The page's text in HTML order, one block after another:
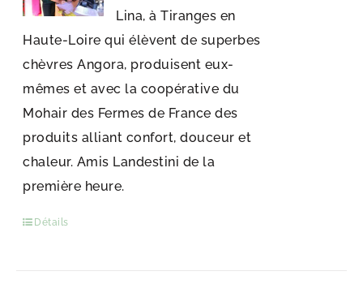
Lina, à Tiranges en
Haute-Loire qui élèvent de superbes
chèvres Angora, produisent eux-
mêmes et avec la coopérative du
Mohair des Fermes de France des
produits alliant confort, douceur et
chaleur. Amis Landestini de la
première heure.
Détails